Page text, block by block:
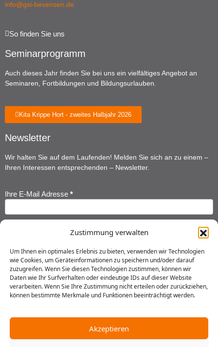
Zustimmung verwalten
Um Ihnen ein optimales Erlebnis zu bieten, verwenden wir Technologien
wie Cookies, um Geräteinformationen zu speichern und/oder darauf
zuzugreifen. Wenn Sie diesen Technologien zustimmen, können wir
Daten wie Ihr Surfverhalten oder eindeutige IDs auf dieser Website
verarbeiten. Wenn Sie Ihre Zustimmung nicht erteilen oder zurückziehen,
können bestimmte Merkmale und Funktionen beeinträchtigt werden.
Akzeptieren
info@gsi-bevensen.de
So finden Sie uns
Seminarprogramm
Auch dieses Jahr finden Sie bei uns ein vielfältiges Angebot an
Seminaren, Fortbildungen und Bildungsurlauben.
Kita Krippe Hort - zweites Halbjahr 2026
Newsletter
Wir halten Sie auf dem Laufenden! Melden Sie sich an zu einem –
Ihren Interessen entsprechenden – Newsletter.
Newsletter
Anmeldung
Ihre E-Mail Adresse *
Ihr Nachname*
Ich habe dieDatenschutzerklärunggelesen und erkläre mich
Senden